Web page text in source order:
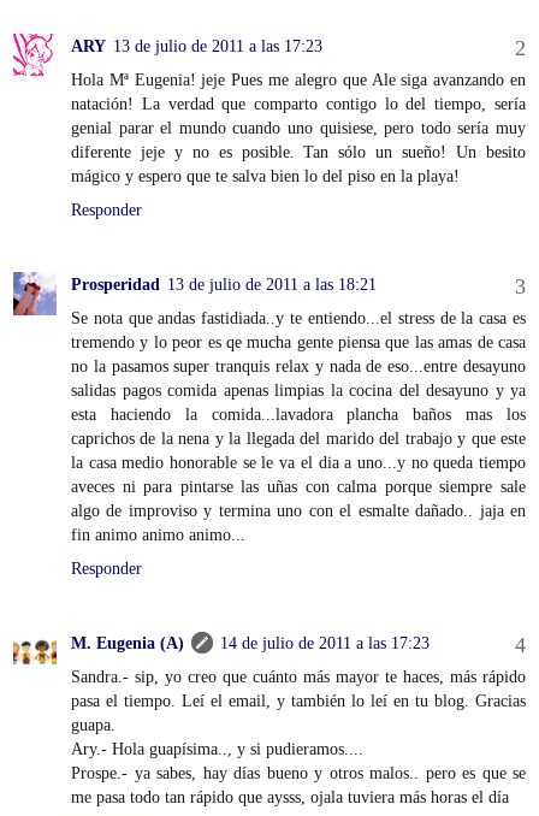
ARY 13 de julio de 2011 a las 17:23
Hola Mª Eugenia! jeje Pues me alegro que Ale siga avanzando en
natación! La verdad que comparto contigo lo del tiempo, sería
genial parar el mundo cuando uno quisiese, pero todo sería muy
diferente jeje y no es posible. Tan sólo un sueño! Un besito
mágico y espero que te salva bien lo del piso en la playa!
Responder
Prosperidad 13 de julio de 2011 a las 18:21
Se nota que andas fastidiada..y te entiendo...el stress de la casa es
tremendo y lo peor es qe mucha gente piensa que las amas de casa
no la pasamos super tranquis relax y nada de eso...entre desayuno
salidas pagos comida apenas limpias la cocina del desayuno y ya
esta haciendo la comida...lavadora plancha baños mas los
caprichos de la nena y la llegada del marido del trabajo y que este
la casa medio honorable se le va el dia a uno...y no queda tiempo
aveces ni para pintarse las uñas con calma porque siempre sale
algo de improviso y termina uno con el esmalte dañado.. jaja en
fin animo animo animo...
Responder
M. Eugenia (A)
14 de julio de 2011 a las 17:23
Sandra.- sip, yo creo que cuánto más mayor te haces, más rápido
pasa el tiempo. Leí el email, y también lo leí en tu blog. Gracias
guapa.
Ary.- Hola guapísima.., y si pudieramos....
Prospe.- ya sabes, hay días bueno y otros malos.. pero es que se
me pasa todo tan rápido que aysss, ojala tuviera más horas el día